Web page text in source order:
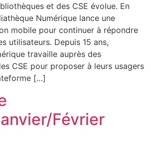
et des CSE évolue. En
Numérique lance une
mobile pour continuer à répondre
utilisateurs. Depuis 15 ans,
travaille auprès des
CSE pour proposer à leurs usagers
[…]
Février